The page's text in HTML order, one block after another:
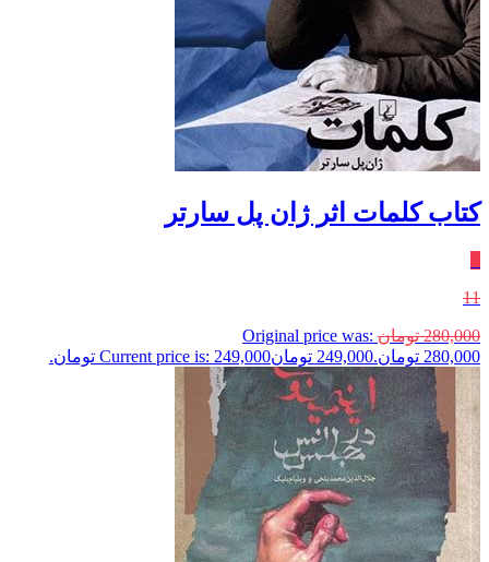
کتاب کلمات اثر ژان پل سارتر
11
280,000 تومان Original price was:
280,000 تومان.
249,000 تومانCurrent price is: 249,000 تومان.